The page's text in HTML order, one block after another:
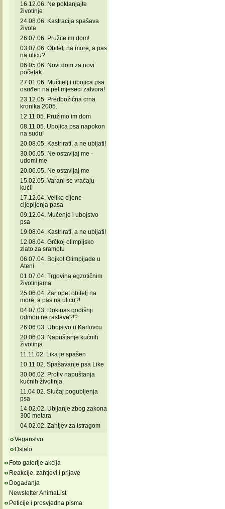
16.12.06. Ne poklanjajte
životinje
24.08.06. Kastracija spašava
živote
26.07.06. Pružite im dom!
03.07.06. Obitelj na more, a pas
na ulicu?
06.05.06. Novi dom za novi
početak
27.01.06. Mučitelj i ubojica psa
osuđen na pet mjeseci zatvora!
23.12.05. Predbožićna crna
kronika 2005.
12.11.05. Pružimo im dom
08.11.05. Ubojica psa napokon
na sudu!
20.08.05. Kastrirati, a ne ubijati!
30.06.05. Ne ostavljaj me -
udomi me
20.06.05. Ne ostavljaj me
15.02.05. Varani se vraćaju
kući!
17.12.04. Velike cijene
cijepljenja pasa
09.12.04. Mučenje i ubojstvo
psa
19.08.04. Kastrirati, a ne ubijati!
12.08.04. Grčkoj olimpijsko
zlato za sramotu
06.07.04. Bojkot Olimpijade u
Ateni
01.07.04. Trgovina egzotičnim
životinjama
25.06.04. Zar opet obitelj na
more, a pas na ulicu?!
04.07.03. Dok nas godišnji
odmori ne rastave?!?
26.06.03. Ubojstvo u Karlovcu
20.06.03. Napuštanje kućnih
životinja
11.11.02. Lika je spašen
10.11.02. Spašavanje psa Like
30.06.02. Protiv napuštanja
kućnih životinja
11.04.02. Slučaj pogubljenja
psa
14.02.02. Ubijanje zbog zakona
300 metara
04.02.02. Zahtjev za istragom
Veganstvo
Ostalo
Foto galerije akcija
Reakcije, zahtjevi i prijave
Događanja
Newsletter AnimaList
Peticije i prosvjedna pisma